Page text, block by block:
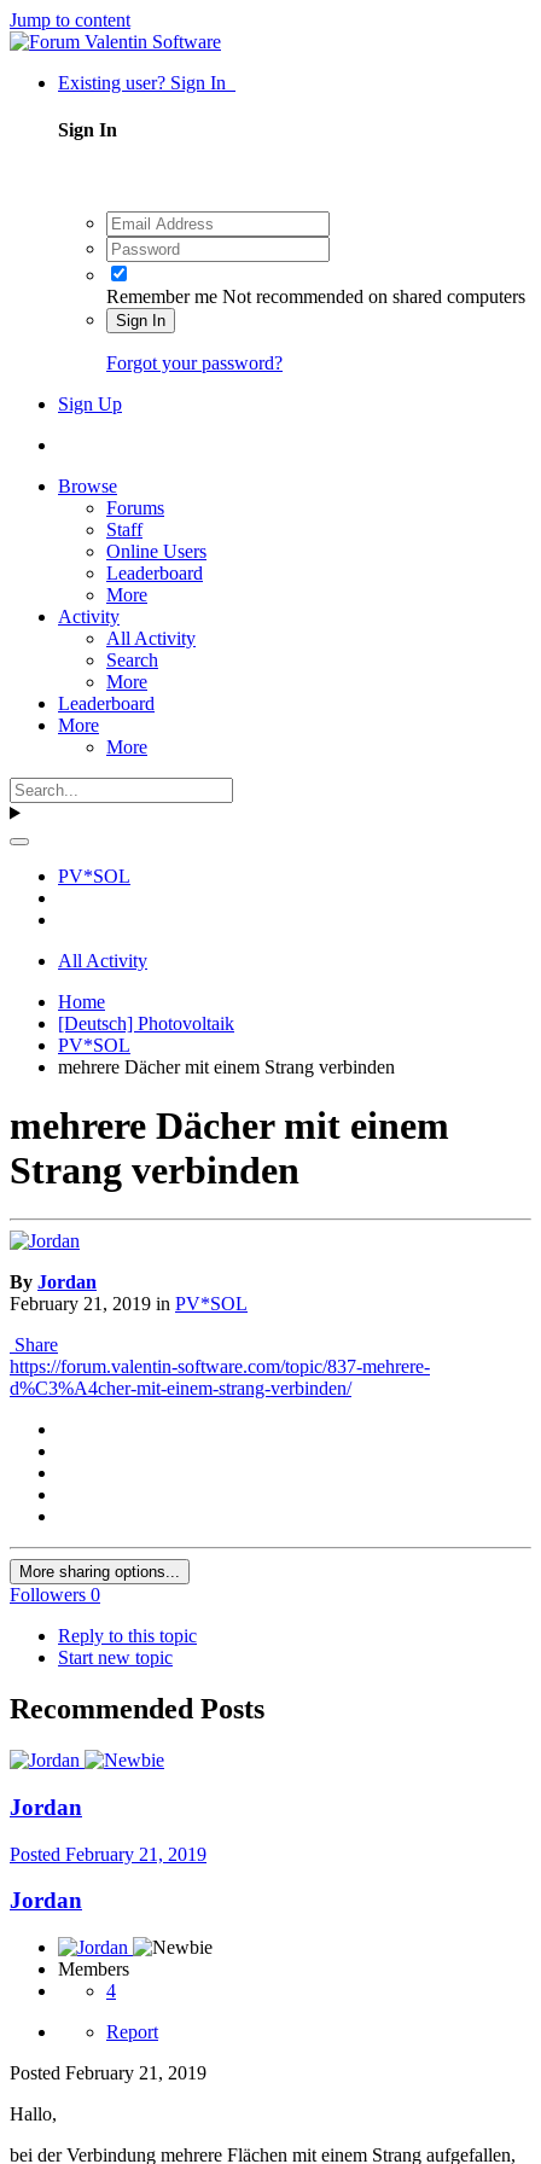
Jump to content
Existing user? Sign In
Sign In
Remember me Not recommended on shared computers
Sign In
Forgot your password?
Sign Up
Browse
Forums
Staff
Online Users
Leaderboard
More
Activity
All Activity
Search
More
Leaderboard
More
More
PV*SOL
All Activity
Home
[Deutsch] Photovoltaik
PV*SOL
mehrere Dächer mit einem Strang verbinden
mehrere Dächer mit einem
Strang verbinden
By Jordan
February 21, 2019 in PV*SOL
Share
https://forum.valentin-software.com/topic/837-mehrere-
d%C3%A4cher-mit-einem-strang-verbinden/
More sharing options...
Followers 0
Reply to this topic
Start new topic
Recommended Posts
Jordan
Posted February 21, 2019
Jordan
Members
4
Report
Posted February 21, 2019
Hallo,
bei der Verbindung mehrere Flächen mit einem Strang aufgefallen,